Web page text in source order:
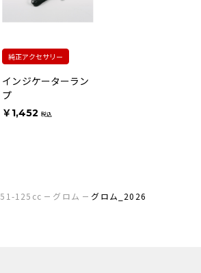
純正アクセサリー
インジケーターラン
プ
￥1,452 税込
51-125cc グロム グロム_2026